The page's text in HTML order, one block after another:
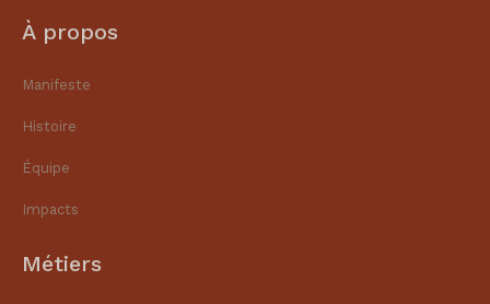
À propos
Manifeste
Histoire
Équipe
Impacts
Métiers